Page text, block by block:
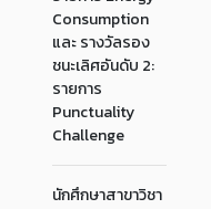
Consumption
และ รางวัลรอง
ชนะเลิศอันดับ 2:
รายการ
Punctuality
Challenge
นักศึกษาสาขาวิชา